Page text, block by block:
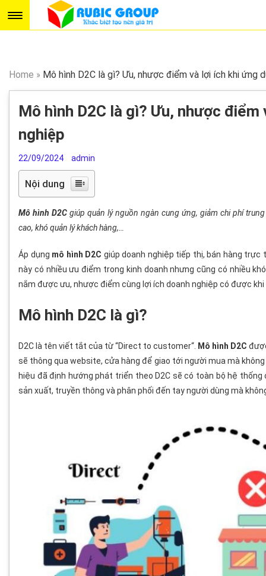
Home » Mô hình D2C là gì? Ưu, nhược điểm và lợi ích khi ứng
Mô hình D2C là gì? Ưu, nhược
nghiệp
22/09/2024 admin
Nội dung
Mô hình D2C giúp quản lý nguồn ngàn cung ứng, giảm chi phí
cao, khó quản lý khách hàng,…
Áp dụng mô hình D2C giúp doanh nghiệp tiếp thị, bán hàng trực
này có nhiều ưu điểm trong kinh doanh nhưng cũng có nhiều
nắm được ưu, nhược điểm cùng lợi ích doanh nghiệp có được khi
Mô hình D2C là gì?
D2C là tên viết tắt của từ “Direct to customer“. Mô hình D2C
sẽ thông qua website, cửa hàng để giao tới người mua mà
hiệu đã định hướng phát triển theo D2C sẽ có toàn bộ hệ
sản xuất, truyền thông và phân phối đến tay người dùng mà